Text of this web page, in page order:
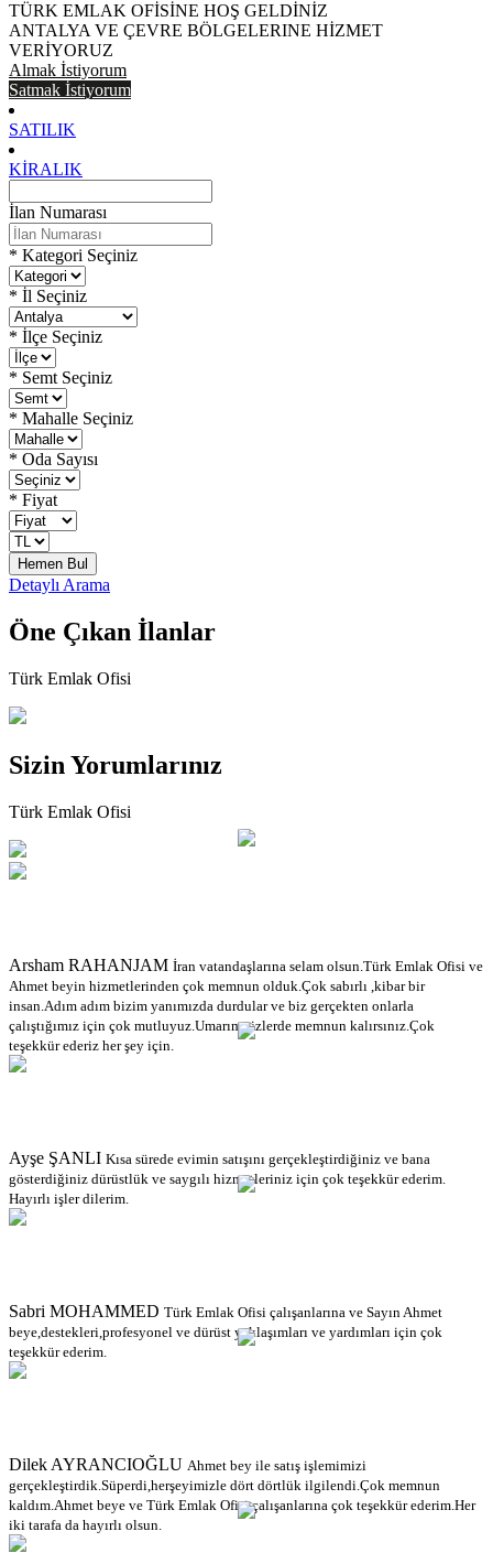
TÜRK EMLAK OFİSİNE HOŞ GELDİNİZ
ANTALYA VE ÇEVRE BÖLGELERINE HİZMET
VERİYORUZ
Almak İstiyorum
Satmak İstiyorum
SATILIK
KIRALIK
İlan Numarası
* Kategori Seçiniz
* İl Seçiniz
* İlçe Seçiniz
* Semt Seçiniz
* Mahalle Seçiniz
* Oda Sayısı
* Fiyat
Hemen Bul
Detaylı Arama
Öne Çıkan İlanlar
Türk Emlak Ofisi
Sizin Yorumlarınız
Türk Emlak Ofisi
Arsham RAHANJAM İran vatandaşlarına selam olsun.Türk Emlak Ofisi ve
Ahmet beyin hizmetlerinden çok memnun olduk.Çok sabırlı ,kibar bir
insan.Adım adım bizim yanımızda durdular ve biz gerçekten onlarla
çalıştığımız için çok mutluyuz.Umarım sizlerde memnun kalırsınız.Çok
teşekkür ederiz her şey için.
Ayşe ŞANLI Kısa sürede evimin satışını gerçekleştirdiğiniz ve bana
gösterdiğiniz dürüstlük ve saygılı hizmetleriniz için çok teşekkür ederim.
Hayırlı işler dilerim.
Sabri MOHAMMED Türk Emlak Ofisi çalışanlarına ve Sayın Ahmet
beye,destekleri,profesyonel ve dürüst yaklaşımları ve yardımları için çok
teşekkür ederim.
Dilek AYRANCIOĞLU Ahmet bey ile satış işlemimizi
gerçekleştirdik.Süperdi,herşeyimizle dört dörtlük ilgilendi.Çok memnun
kaldım.Ahmet beye ve Türk Emlak Ofisi çalışanlarına çok teşekkür ederim.Her
iki tarafa da hayırlı olsun.